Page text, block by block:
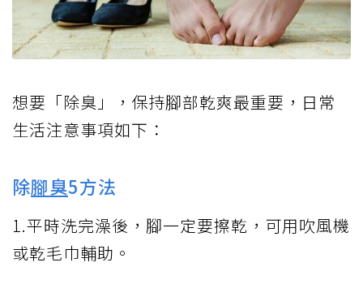
想要「除臭」，保持腳部乾爽最重要，日常
生活注意事項如下：
除腳臭5方法
1.平時洗完澡後，腳一定要擦乾，可用吹風機
或乾毛巾輔助。